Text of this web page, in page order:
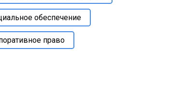
обеспечение
право